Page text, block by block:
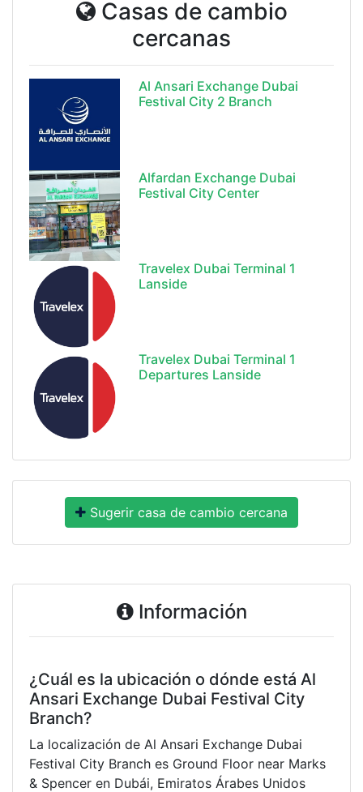
Casas de cambio
cercanas
Al Ansari Exchange Dubai
Festival City 2 Branch
Alfardan Exchange Dubai
Festival City Center
Travelex Dubai Terminal 1
Lanside
Travelex Dubai Terminal 1
Departures Lanside
Sugerir casa de cambio cercana
Información
¿Cuál es la ubicación o dónde está Al
Ansari Exchange Dubai Festival City
Branch?
La localización de Al Ansari Exchange Dubai
Festival City Branch es Ground Floor near Marks
& Spencer en Dubái, Emiratos Árabes Unidos